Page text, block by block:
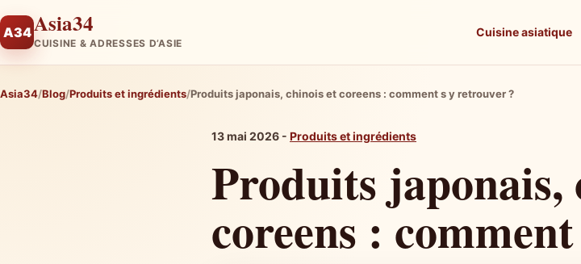
A34Asia34
CUISINE & ADRESSES D’ASIE
Cuisine asiatique
Asia34 Blog Produits et ingrédients Produits japonais, chinois et coreens : comment s y retrouver ?
13 mai 2026 - Produits et ingrédients
Produits japonais,
coreens :